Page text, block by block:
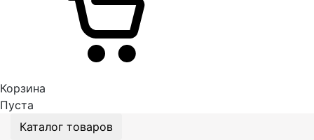
Корзина
Пуста
Каталог товаров